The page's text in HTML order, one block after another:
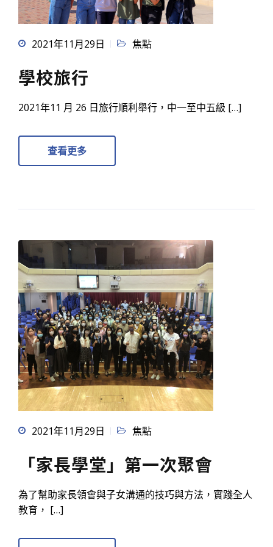
2021年11月29日 焦點
學校旅行
2021年11 月 26 日旅行順利舉行，中一至中五級 […]
查看更多
2021年11月29日 焦點
「家長學堂」第一次聚會
為了幫助家長領會與子女溝通的技巧與方法，實踐全人
教育， […]